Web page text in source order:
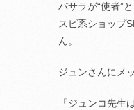
バサラが“使者”
スピ系ショップ
ん。
ジュンさんにメ
「ジュンコ先生